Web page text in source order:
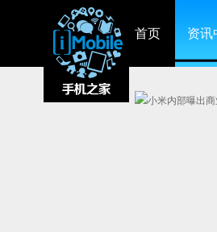
首页 资讯